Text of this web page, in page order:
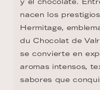
nacen los
Hermitage,
du Chocolat de
se convierte en
aromas intensos,
sabores que